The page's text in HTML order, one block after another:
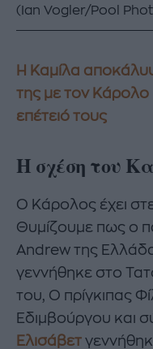
(Ian Vogler/Pool
Η Καμίλα
της με τον
επέτειό τους
Η σχέση του
Ο Κάρολος έχει
Θυμίζουμε πως ο
Andrew της
γεννήθηκε στο
του, Ο πρίγκιπας
Εδιμβούργου και
Ελισάβετ